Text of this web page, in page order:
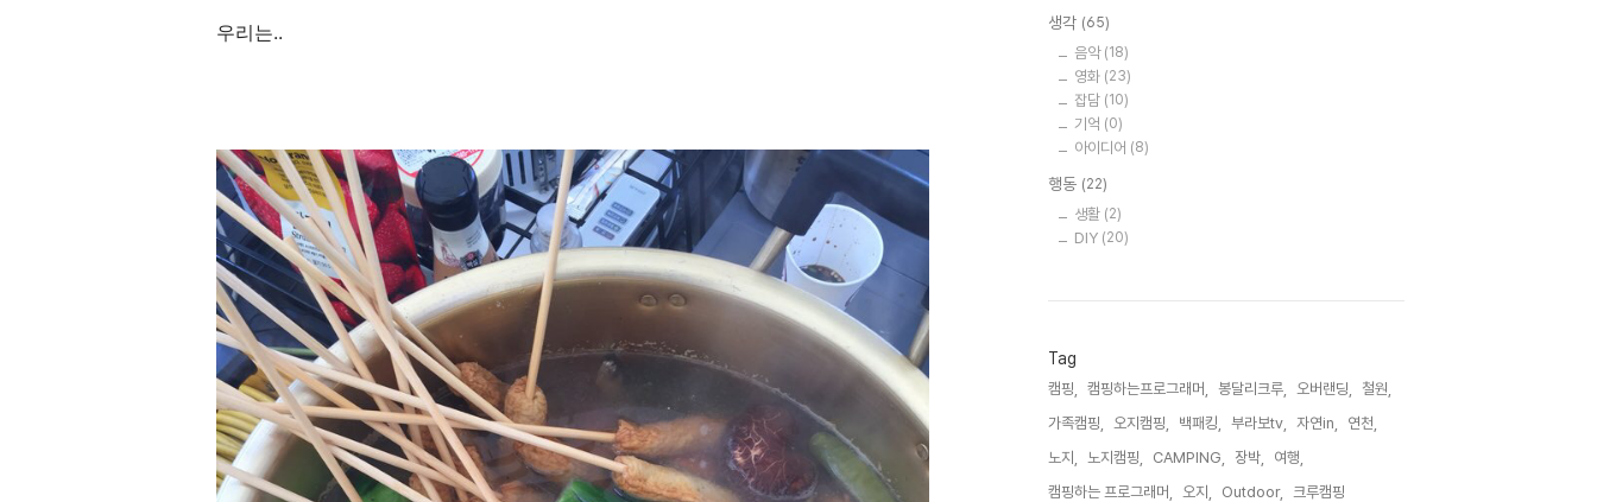
우리는.. 생각 (65)
음악 (18)
영화 (23)
잡담 (10)
기억 (0)
아이디어 (8)
행동 (22)
생활 (2)
DIY (20)
Tag
캠핑, 캠핑하는프로그래머, 봉달리크루, 오버랜딩,
철원,
가족캠핑,
오지캠핑, 백패킹, 부라보tv, 자연in,
연천,
노지,
노지캠핑, CAMPING, 장박,
여행,
캠핑하는 프로그래머,
오지, Outdoor, 크루캠핑,